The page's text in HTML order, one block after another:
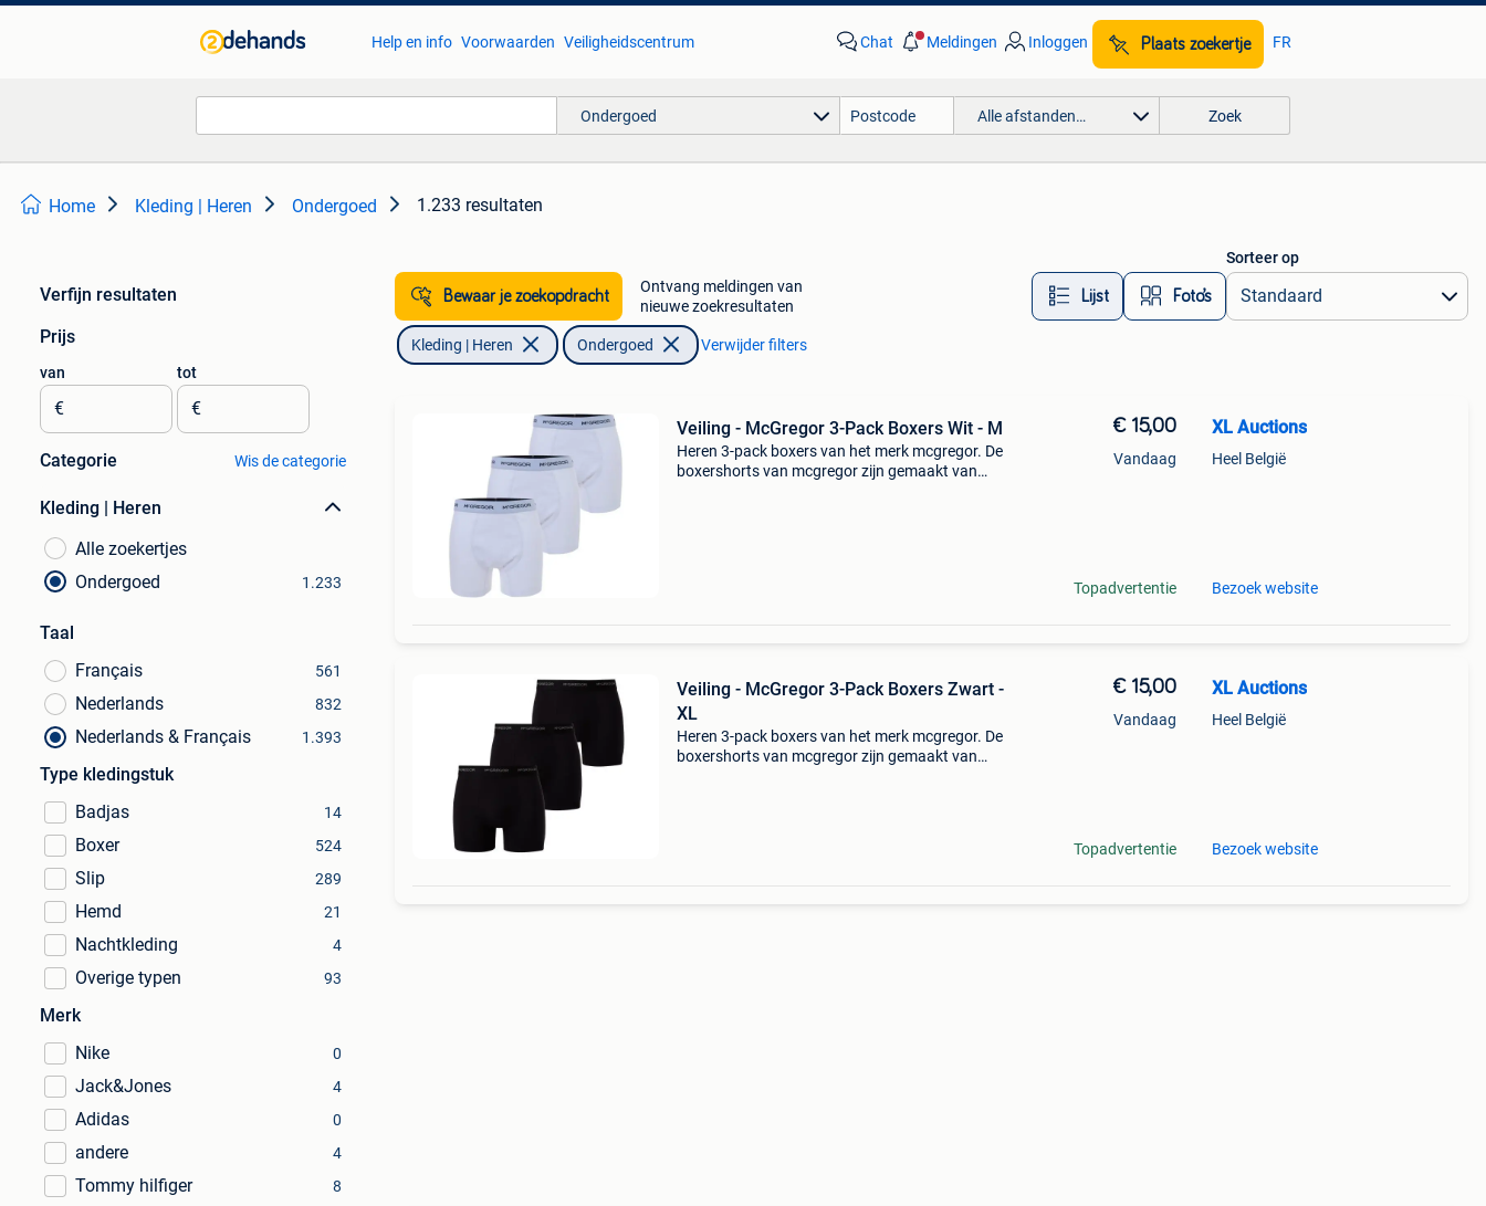
Help en info Voorwaarden Veiligheidscentrum Chat Meldingen Inloggen Plaats zoekertje FR
Ondergoed Alle afstanden… Zoek
Home Kleding | Heren Ondergoed 1.233 resultaten
Verfijn resultaten
Prijs
van
€
tot
€
Categorie Wis de categorie
Kleding | Heren
Alle zoekertjes
Ondergoed
1.233
Taal
Français
561
Nederlands 832
Nederlands & Français 1.393
Type kledingstuk
Badjas
14
Boxer 524
Slip 289
Hemd 21
Nachtkleding 4
Overige typen 93
Merk
Nike
0
Jack&Jones 4
Adidas 0
andere 4
Tommy hilfiger
8
Bewaar je zoekopdracht
Ontvang meldingen van
nieuwe zoekresultaten
Lijst Foto’s
Sorteer op
Kleding | Heren Ondergoed Verwijder filters
Veiling - McGregor 3-Pack Boxers Wit - M
Heren 3-pack boxers van het merk mcgregor. De
boxershorts van mcgregor zijn gemaakt van
€ 15,00
Vandaag
Topadvertentie
XL Auctions
Heel België
Bezoek website
Veiling - McGregor 3-Pack Boxers Zwart -
XL
Heren 3-pack boxers van het merk mcgregor. De
boxershorts van mcgregor zijn gemaakt van
€ 15,00
Vandaag
Topadvertentie
XL Auctions
Heel België
Bezoek website